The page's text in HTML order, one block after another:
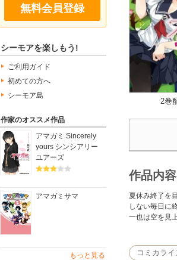
無料会員登録
シーモアを楽しもう!
ご利用ガイド
初めての方へ
シーモア島
作家のオススメ作品
アマガミ Sincerely
yours シンシアリー
ユアーズ
アマガミサマ
もっと見る
2巻
作品内容
夏休み終了を
しない毎日に
一也は空を見
コミカラ